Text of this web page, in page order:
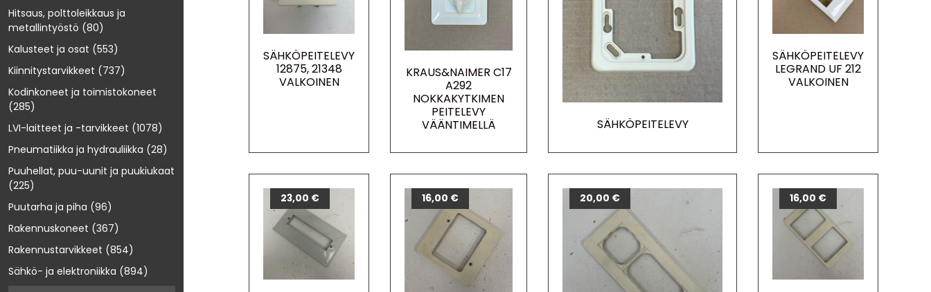
Hitsaus, polttoleikkaus ja
metallintyöstö (80)
Kalusteet ja osat (553)
Kiinnitystarvikkeet (737)
Kodinkoneet ja toimistokoneet
(285)
LVI-laitteet ja -tarvikkeet (1078)
Pneumatiikka ja hydrauliikka (28)
Puuhellat, puu-uunit ja puukiukaat
(225)
Puutarha ja piha (96)
Rakennuskoneet (367)
Rakennustarvikkeet (854)
Sähkö- ja elektroniikka (894)
SÄHKÖPEITELEVY
12875, 21348
VALKOINEN
KRAUS&NAIMER C17
A292
NOKKAKYTKIMEN
PEITELEVY
VÄÄNTIMELLÄ
SÄHKÖPEITELEVY
SÄHKÖPEITELEVY
LEGRAND UF 212
VALKOINEN
23,00 € 16,00 € 20,00 € 16,00 €